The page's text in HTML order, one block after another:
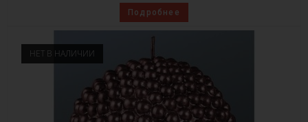
Подробнее
НЕТ В НАЛИЧИИ